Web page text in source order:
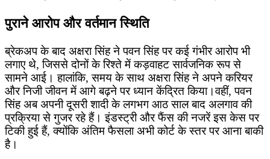
पुराने आरोप और वर्तमान स्थिति
ब्रेकअप के बाद अक्षरा सिंह ने पवन सिंह पर कई गंभीर आरोप भी
लगाए थे, जिससे दोनों के रिश्ते में कड़वाहट सार्वजनिक रूप से
सामने आई। हालांकि, समय के साथ अक्षरा सिंह ने अपने करियर
और निजी जीवन में आगे बढ़ने पर ध्यान केंद्रित किया।वहीं, पवन
सिंह अब अपनी दूसरी शादी के लगभग आठ साल बाद अलगाव की
प्रक्रिया से गुजर रहे हैं। इंडस्ट्री और फैंस की नजरें इस केस पर
टिकी हुई हैं, क्योंकि अंतिम फैसला अभी कोर्ट के स्तर पर आना बाकी
है।